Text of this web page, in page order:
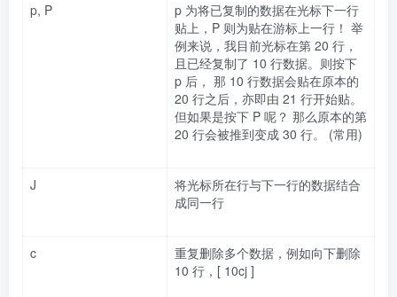
p, P
p 为将已复制的数据在光标下一行
贴上，P 则为贴在游标上一行！ 举
例来说，我目前光标在第 20 行，
且已经复制了 10 行数据。则按下
p 后， 那 10 行数据会贴在原本的
20 行之后，亦即由 21 行开始贴。
但如果是按下 P 呢？ 那么原本的第
20 行会被推到变成 30 行。 (常用)
J
将光标所在行与下一行的数据结合
成同一行
c
重复删除多个数据，例如向下删除
10 行，[ 10cj ]